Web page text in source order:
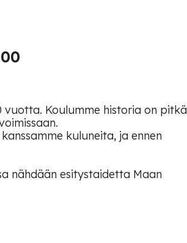
Koulumme historia on pitkä
kuluneita, ja ennen
nähdään esitystaidetta Maan